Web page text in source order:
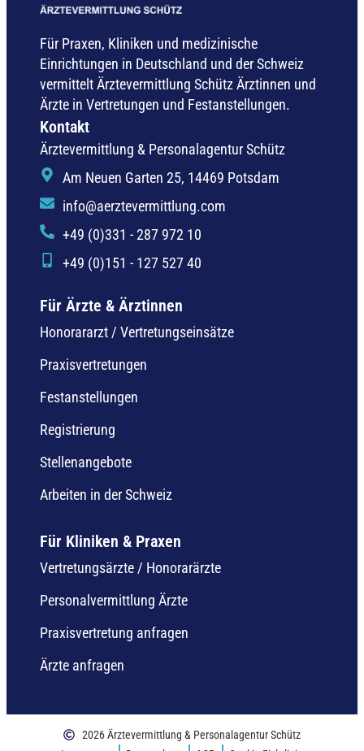
Für Praxen, Kliniken und medizinische
Einrichtungen in Deutschland und der Schweiz
vermittelt Ärztevermittlung Schütz Ärztinnen und
Ärzte in Vertretungen und Festanstellungen.
Für Ärzte & Ärztinnen
Honorararzt / Vertretungseinsätze
Praxisvertretungen
Festanstellungen
Registrierung
Stellenangebote
Arbeiten in der Schweiz
Für Kliniken & Praxen
Vertretungsärzte / Honorarärzte
Personalvermittlung Ärzte
Praxisvertretung anfragen
Ärzte anfragen
Kontakt
Ärztevermittlung & Personalagentur Schütz
Am Neuen Garten 25, 14469 Potsdam
info@aerztevermittlung.com
+49 (0)331 - 287 972 10
+49 (0)151 - 127 527 40
2026 Ärztevermittlung & Personalagentur Schütz